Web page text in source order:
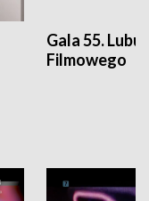
Gala 55.
Filmowego